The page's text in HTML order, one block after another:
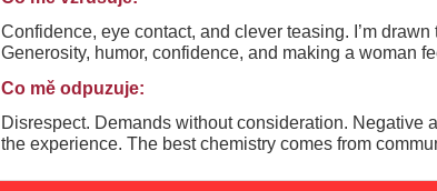
Some people come looking to relax, while others
have personality, chemistry, and plenty of fun.✨
Confidence, eye contact, and clever teasing. I’m drawn to people with initiative who know how to keep a great conversation going.
Co mě odpuzuje:
Disrespect. Demands without consideration. Negative attitudes. Impatience. People who expect a lot while contributing very little to
the experience. The best chemistry comes